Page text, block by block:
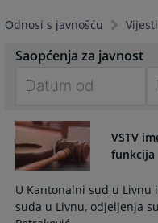
Odnosi s javnošću Vijesti
Saopćenja za javnost
forward
to
interact
with
the
calendar
to
VSTV
funkcija
U Kantonalni sud u Livnu
suda u Livnu, odjeljenja